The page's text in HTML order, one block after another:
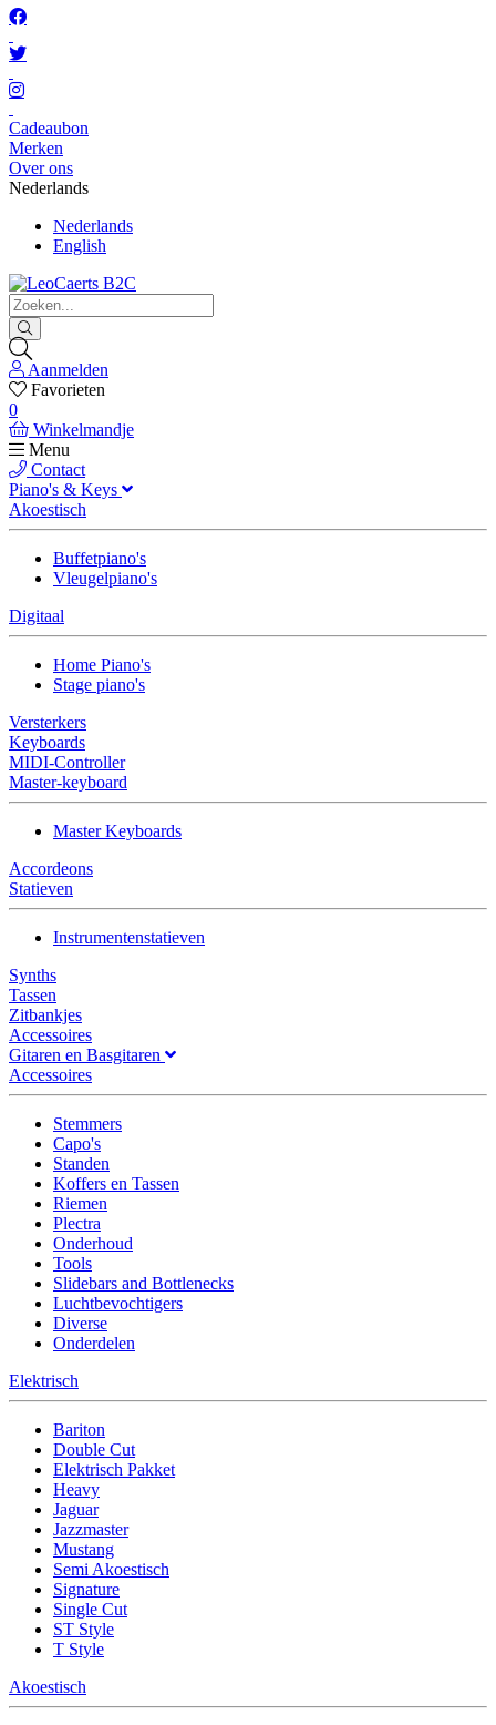
Cadeaubon
Merken
Over ons
Nederlands
Nederlands
English
Aanmelden
Favorieten
0
Winkelmandje
Menu
Contact
Piano's & Keys
Akoestisch
Buffetpiano's
Vleugelpiano's
Digitaal
Home Piano's
Stage piano's
Versterkers
Keyboards
MIDI-Controller
Master-keyboard
Master Keyboards
Accordeons
Statieven
Instrumentenstatieven
Synths
Tassen
Zitbankjes
Accessoires
Gitaren en Basgitaren
Accessoires
Stemmers
Capo's
Standen
Koffers en Tassen
Riemen
Plectra
Onderhoud
Tools
Slidebars and Bottlenecks
Luchtbevochtigers
Diverse
Onderdelen
Elektrisch
Bariton
Double Cut
Elektrisch Pakket
Heavy
Jaguar
Jazzmaster
Mustang
Semi Akoestisch
Signature
Single Cut
ST Style
T Style
Akoestisch